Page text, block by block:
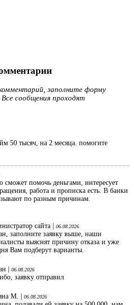
заполните форму
сообщения проходят
50 тысяч, на 2 месяца. помогите
сможет помочь деньгами, интересует
работа и прописка есть. В банки
по разным причинам.
сайта |
06.08.2026
заполните заявку выше, наши
выяснят причину отказа и уже
Вам подберут варианты.
| 06.08.2026
заявку отправил
М. | 06.08.2026